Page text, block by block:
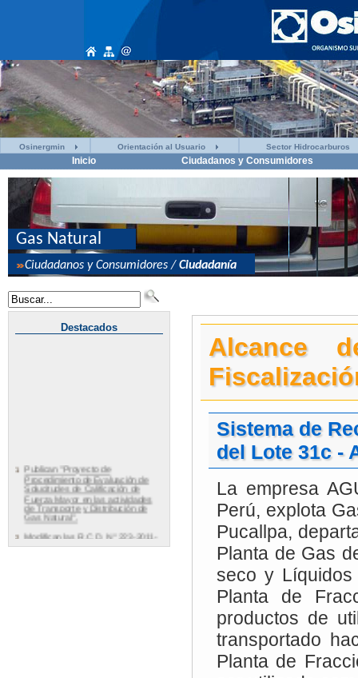
Osinergmin Orientación al Usuario Sector Hidrocarburos
Inicio Ciudadanos y Consumidores